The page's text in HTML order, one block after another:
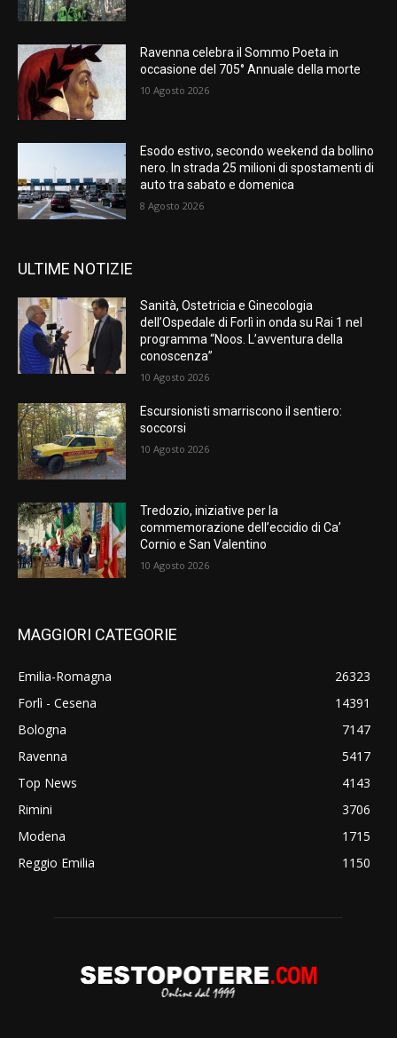
Ravenna celebra il Sommo Poeta in
occasione del 705° Annuale della morte
10 Agosto 2026
Esodo estivo, secondo weekend da bollino
nero. In strada 25 milioni di spostamenti di
auto tra sabato e domenica
8 Agosto 2026
ULTIME NOTIZIE
Sanità, Ostetricia e Ginecologia
dell’Ospedale di Forlì in onda su Rai 1 nel
programma “Noos. L’avventura della
conoscenza”
10 Agosto 2026
Escursionisti smarriscono il sentiero:
soccorsi
10 Agosto 2026
Tredozio, iniziative per la
commemorazione dell’eccidio di Ca’
Cornio e San Valentino
10 Agosto 2026
MAGGIORI CATEGORIE
Emilia-Romagna
26323
Forlì - Cesena
14391
Bologna
7147
Ravenna
5417
Top News
4143
Rimini
3706
Modena
1715
Reggio Emilia
1150